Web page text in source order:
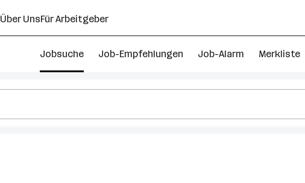
Über UnsFür Arbeitgeber
Jobsuche Job-Empfehlungen Job-Alarm Merkliste